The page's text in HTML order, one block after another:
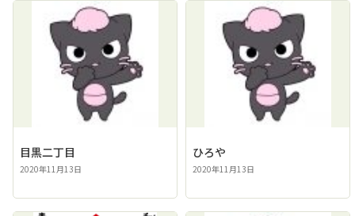
目黒二丁目
2020年11月13日
ひろや
2020年11月13日